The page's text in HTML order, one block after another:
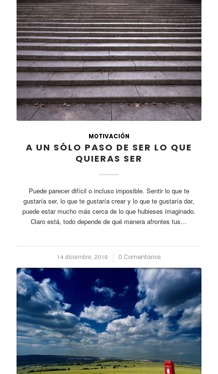
MOTIVACIÓN
A UN SÓLO PASO DE SER LO QUE
QUIERAS SER
Puede parecer difícil o incluso imposible. Sentir lo que te
gustaría ser, lo que te gustaría crear y lo que te gustaría dar,
puede estar mucho más cerca de lo que hubieses imaginado.
Claro está, todo depende de qué manera afrontes tus…
14 diciembre, 2016
/ 0 Comentarios